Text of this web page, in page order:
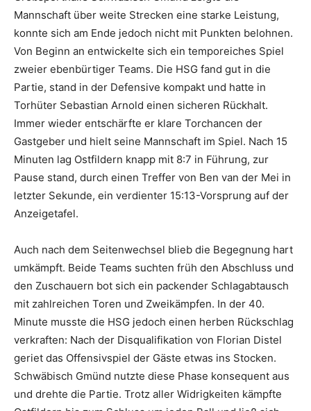
Mannschaft über weite Strecken eine starke Leistung,
konnte sich am Ende jedoch nicht mit Punkten belohnen.
Von Beginn an entwickelte sich ein temporeiches Spiel
zweier ebenbürtiger Teams. Die HSG fand gut in die
Partie, stand in der Defensive kompakt und hatte in
Torhüter Sebastian Arnold einen sicheren Rückhalt.
Immer wieder entschärfte er klare Torchancen der
Gastgeber und hielt seine Mannschaft im Spiel. Nach 15
Minuten lag Ostfildern knapp mit 8:7 in Führung, zur
Pause stand, durch einen Treffer von Ben van der Mei in
letzter Sekunde, ein verdienter 15:13-Vorsprung auf der
Anzeigetafel.
Auch nach dem Seitenwechsel blieb die Begegnung hart
umkämpft. Beide Teams suchten früh den Abschluss und
den Zuschauern bot sich ein packender Schlagabtausch
mit zahlreichen Toren und Zweikämpfen. In der 40.
Minute musste die HSG jedoch einen herben Rückschlag
verkraften: Nach der Disqualifikation von Florian Distel
geriet das Offensivspiel der Gäste etwas ins Stocken.
Schwäbisch Gmünd nutzte diese Phase konsequent aus
und drehte die Partie. Trotz aller Widrigkeiten kämpfte